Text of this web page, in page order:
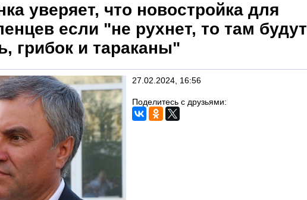
уверяет, что новостройка для
если "не рухнет, то там будут
грибок и тараканы"
27.02.2024, 16:56
Поделитесь с друзьями: